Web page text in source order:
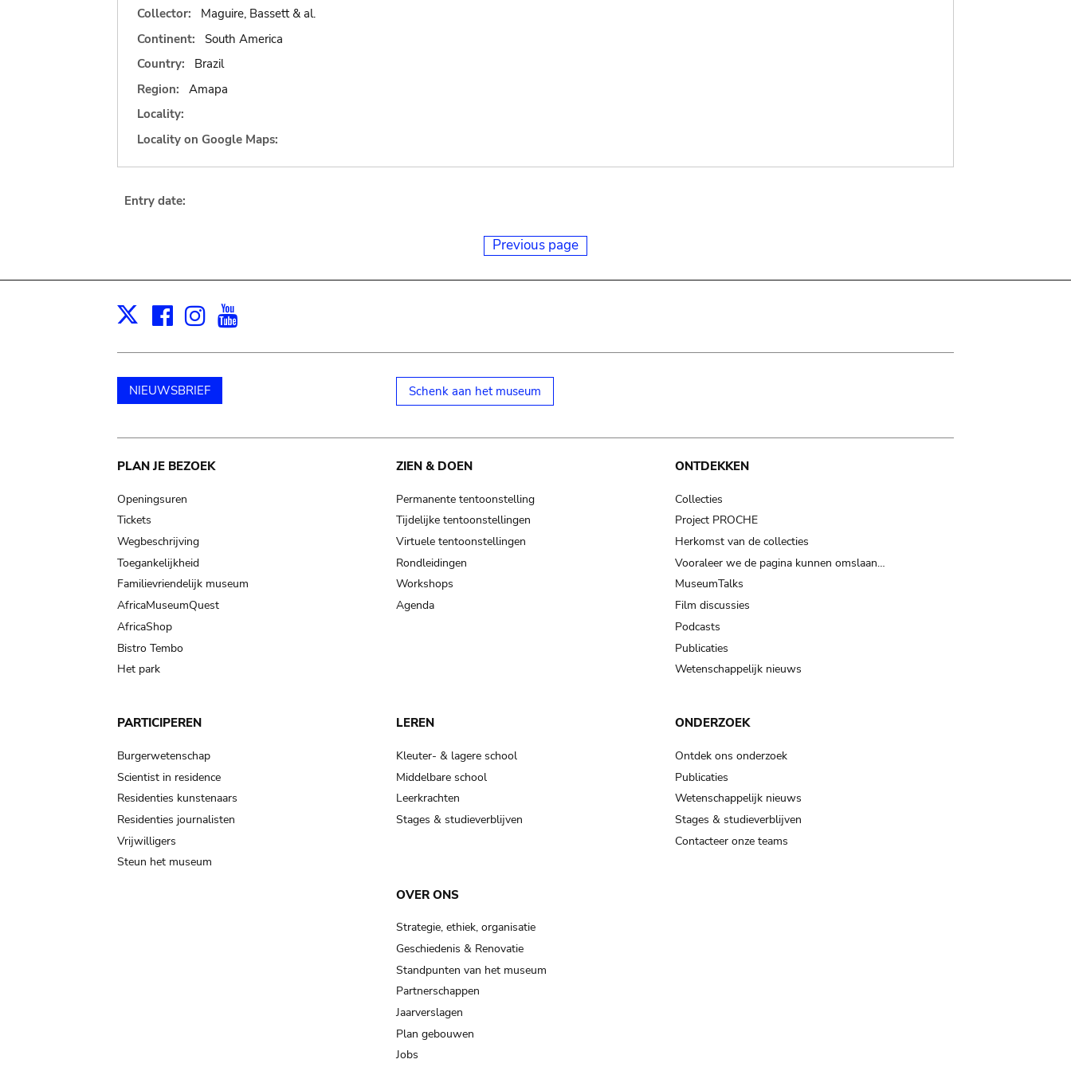
Collector:
Maguire, Bassett & al.
Continent:
South America
Country:
Brazil
Region:
Amapa
Locality:
Locality on Google Maps:
Entry date:
Previous page
X Facebook
Instagram
NIEUWSBRIEF Schenk aan het museum
Main
navigation
PLAN JE BEZOEK
Openingsuren
Tickets
Wegbeschrijving
Toegankelijkheid
Familievriendelijk museum
AfricaMuseumQuest
AfricaShop
Bistro Tembo
Het park
ZIEN & DOEN
Permanente tentoonstelling
Tijdelijke tentoonstellingen
Virtuele tentoonstellingen
Rondleidingen
Workshops
Agenda
ONTDEKKEN
Collecties
Project PROCHE
Herkomst van de collecties
Vooraleer we de pagina kunnen omslaan…
MuseumTalks
Film discussies
Podcasts
Publicaties
Wetenschappelijk nieuws
PARTICIPEREN
Burgerwetenschap
Scientist in residence
Residenties kunstenaars
Residenties journalisten
Vrijwilligers
Steun het museum
LEREN
Kleuter- & lagere school
Middelbare school
Leerkrachten
Stages & studieverblijven
ONDERZOEK
Ontdek ons onderzoek
Publicaties
Wetenschappelijk nieuws
Stages & studieverblijven
Contacteer onze teams
OVER ONS
Strategie, ethiek, organisatie
Geschiedenis & Renovatie
Standpunten van het museum
Partnerschappen
Jaarverslagen
Plan gebouwen
Jobs